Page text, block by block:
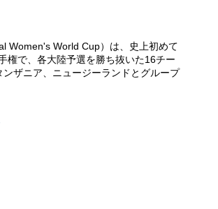
Women's World Cup）は、史上初めて
権で、各大陸予選を勝ち抜いた16チー
ザニア、ニュージーランドとグループ